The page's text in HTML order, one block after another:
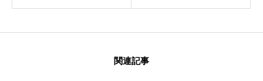
関連記事